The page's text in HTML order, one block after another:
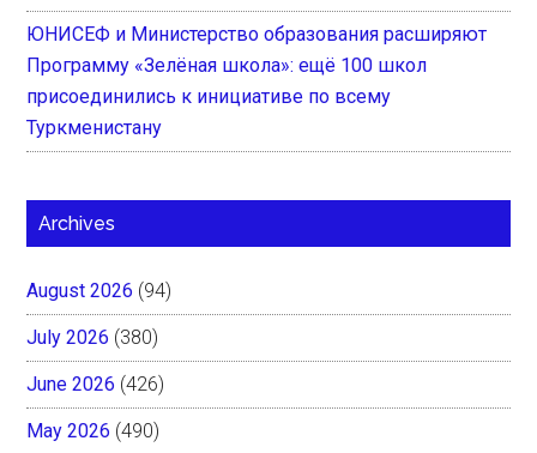
ЮНИСЕФ и Министерство образования расширяют
Программу «Зелёная школа»: ещё 100 школ
присоединились к инициативе по всему
Туркменистану
Archives
August 2026 (94)
July 2026 (380)
June 2026 (426)
May 2026 (490)